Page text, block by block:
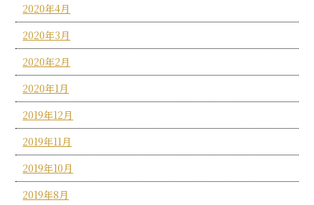
2020年4月
2020年3月
2020年2月
2020年1月
2019年12月
2019年11月
2019年10月
2019年8月